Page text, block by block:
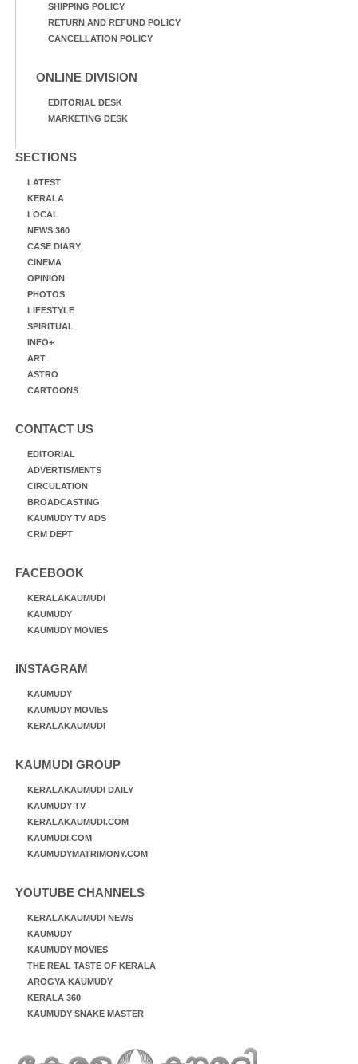
SHIPPING POLICY
RETURN AND REFUND POLICY
CANCELLATION POLICY
ONLINE DIVISION
EDITORIAL DESK
MARKETING DESK
SECTIONS
LATEST
KERALA
LOCAL
NEWS 360
CASE DIARY
CINEMA
OPINION
PHOTOS
LIFESTYLE
SPIRITUAL
INFO+
ART
ASTRO
CARTOONS
CONTACT US
EDITORIAL
ADVERTISMENTS
CIRCULATION
BROADCASTING
KAUMUDY TV ADS
CRM DEPT
FACEBOOK
KERALAKAUMUDI
KAUMUDY
KAUMUDY MOVIES
INSTAGRAM
KAUMUDY
KAUMUDY MOVIES
KERALAKAUMUDI
KAUMUDI GROUP
KERALAKAUMUDI DAILY
KAUMUDY TV
KERALAKAUMUDI.COM
KAUMUDI.COM
KAUMUDYMATRIMONY.COM
YOUTUBE CHANNELS
KERALAKAUMUDI NEWS
KAUMUDY
KAUMUDY MOVIES
THE REAL TASTE OF KERALA
AROGYA KAUMUDY
KERALA 360
KAUMUDY SNAKE MASTER